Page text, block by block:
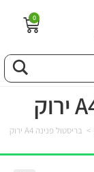
0
> בריסטול פנינה A4 ירוק